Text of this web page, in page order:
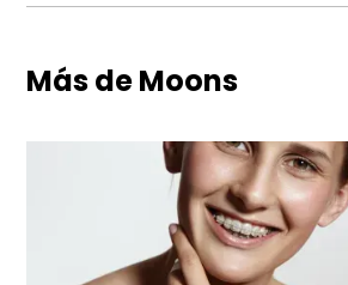
Más de Moons